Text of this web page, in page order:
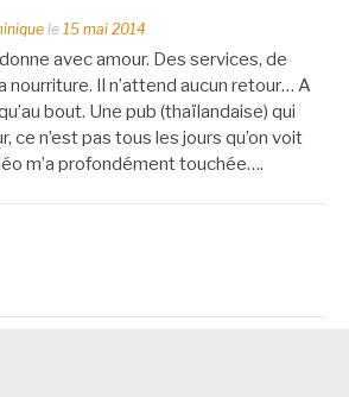
le 15 mai 2014
avec amour. Des services, de
nourriture. Il n’attend aucun retour… A
bout. Une pub (thaïlandaise) qui
ce n’est pas tous les jours qu’on voit
m’a profondément touchée….